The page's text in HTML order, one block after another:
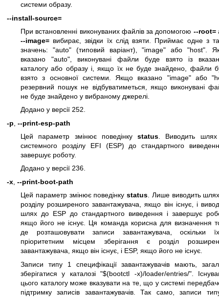
системи образу.
--install-source=
При встановленні виконуваних файлів за допомогою --root=
--image= вибирає, звідки їх слід взяти. Приймає одне з
значень: "auto" (типовий варіант), "image" або "host".
вказано "auto", виконувані файли буде взято із
каталогу або образу і, якщо їх не буде знайдено, файли
взято з основної системи. Якщо вказано "image" або
резервний пошук не відбуватиметься, якщо виконувані
не буде знайдено у вибраному джерелі.
Додано у версії 252.
-p --print-esp-path
Цей параметр змінює поведінкуstatus . Виводить
системного розділу EFI (ESP) до стандартного
завершує роботу.
Додано у версії 236.
-x --print-boot-path
Цей параметр змінює поведінку status. Лише виводить
розділу розширеного завантажувача, якщо він існує, і
шлях до ESP до стандартного виведення і завершує
якщо його не існує. Ця команда корисна для визначення
де розташовувати записи завантажувача, оскільки
пріоритетним місцем зберігання є розділ
завантажувача, якщо він існує, і ESP, якщо його не існує.
Записи типу 1 специфікації завантажувачів мають,
зберігатися у каталозі "$(bootctl -x)/loader/entries/".
цього каталогу може вказувати на те, що у системі
підтримку записів завантажувачів. Так само, записи